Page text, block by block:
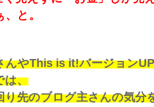
と。
んやThis is it!バージョン
は、
り先のブログ主さんの気分